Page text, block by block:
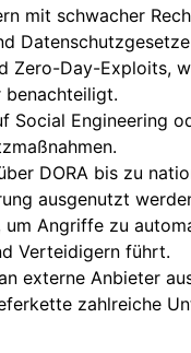
mit schwacher
Zero-Day-Exploits,
benachteiligt.
Engineering
DORA bis zu
ausgenutzt
Angriffe zu
Verteidigern führt.
externe Anbieter
zahlreiche